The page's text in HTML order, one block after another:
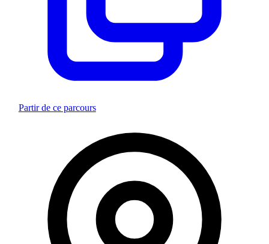
Partir de ce parcours